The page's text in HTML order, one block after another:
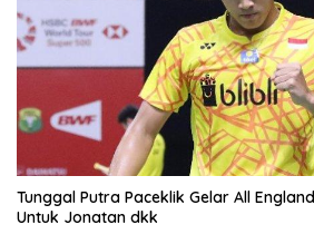
Tunggal Putra Paceklik Gelar All
Untuk Jonatan dkk